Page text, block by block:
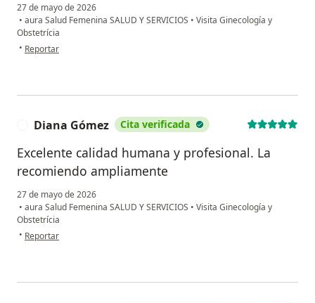
27 de mayo de 2026
• aura Salud Femenina SALUD Y SERVICIOS • Visita Ginecología y
Obstetrícia
• en opinión del usuario Manuela
Reportar
Diana Gómez Cita verificada
Excelente calidad humana y profesional. La
recomiendo ampliamente
27 de mayo de 2026
• aura Salud Femenina SALUD Y SERVICIOS • Visita Ginecología y
Obstetrícia
• en opinión del usuario Diana Gómez
Reportar